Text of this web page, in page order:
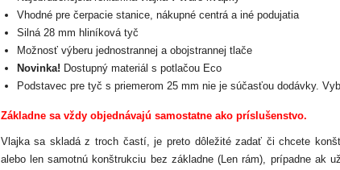
Vhodné pre čerpacie stanice, nákupné centrá a iné podujatia
Silná 28 mm hliníková tyč
Možnosť výberu jednostrannej a obojstrannej tlače
Novinka! Dostupný materiál s potlačou Eco
Podstavec pre tyč s priemerom 25 mm nie je súčasťou dodávky.
Základne sa vždy objednávajú samostatne ako príslušenstvo.
Vlajka sa skladá z troch častí, je preto dôležité zadať či chcete
alebo len samotnú konštrukciu bez základne (Len rám), prípadne ak